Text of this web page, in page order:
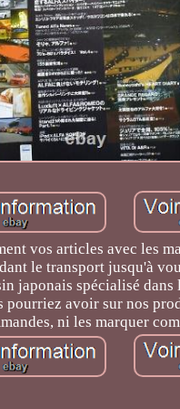
vos articles avec les
le transport jusqu'à
japonais spécialisé
avoir sur nos
ni les marquer